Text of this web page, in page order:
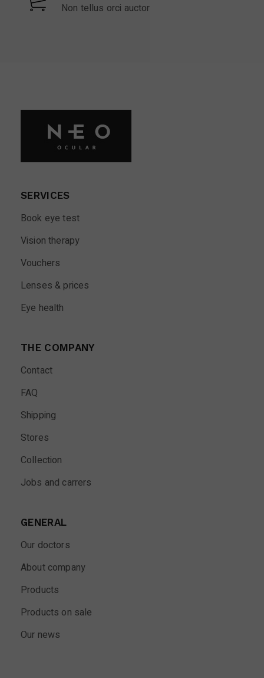
Non tellus orci auctor
SERVICES
Book eye test
Vision therapy
Vouchers
Lenses & prices
Eye health
THE COMPANY
Contact
FAQ
Shipping
Stores
Collection
Jobs and carrers
GENERAL
Our doctors
About company
Products
Products on sale
Our news